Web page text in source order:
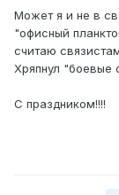
Может я и не в
"офисный
считаю
Хряпнул "боевые
С праздником!!!!